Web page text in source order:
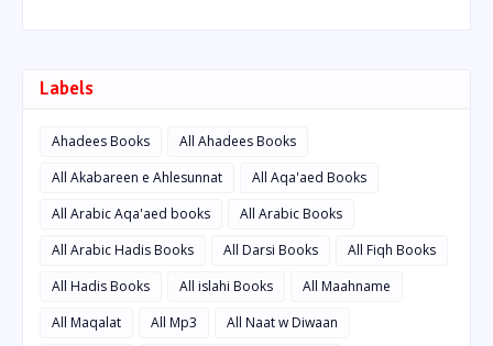
Labels
Ahadees Books
All Ahadees Books
All Akabareen e Ahlesunnat
All Aqa'aed Books
All Arabic Aqa'aed books
All Arabic Books
All Arabic Hadis Books
All Darsi Books
All Fiqh Books
All Hadis Books
All islahi Books
All Maahname
All Maqalat
All Mp3
All Naat w Diwaan